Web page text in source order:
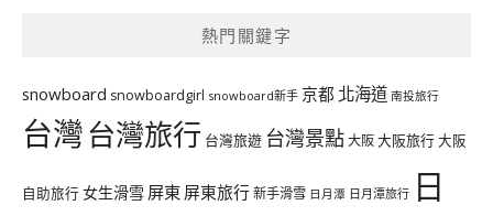
熱門關鍵字
snowboard snowboardgirl snowboard新手 京都 北海道 南投旅行
台灣台灣旅行 台灣旅遊 台灣景點大阪大阪旅行大阪
自助旅行 女生滑雪 屏東 屏東旅行新手滑雪 日月潭 日月潭旅行 日